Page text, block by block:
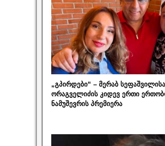
„გპირდები“ – მერაბ
ორაგველიძის კიდევ ერთი
ნამუშევრის პრემიერა